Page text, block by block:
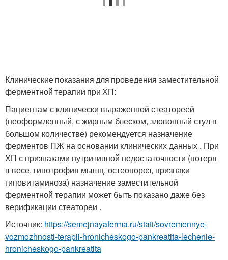
Клинические показания для проведения заместительной
ферментной терапии при ХП:
Пациентам с клинически выраженной стеатореей
(неоформленный, с жирным блеском, зловонный стул в
большом количестве) рекомендуется назначение
ферментов ПЖ на основании клинических данных . При
ХП с признаками нутритивной недостаточности (потеря
в весе, гипотрофия мышц, остеопороз, признаки
гиповитаминоза) назначение заместительной
ферментной терапии может быть показано даже без
верификации стеатореи .
Источник: https://semejnayaferma.ru/stati/sovremennye-
vozmozhnosti-terapii-hronicheskogo-pankreatita-lechenie-
hronicheskogo-pankreatita